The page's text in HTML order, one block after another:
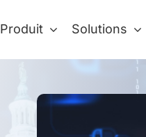
Produit Solutions